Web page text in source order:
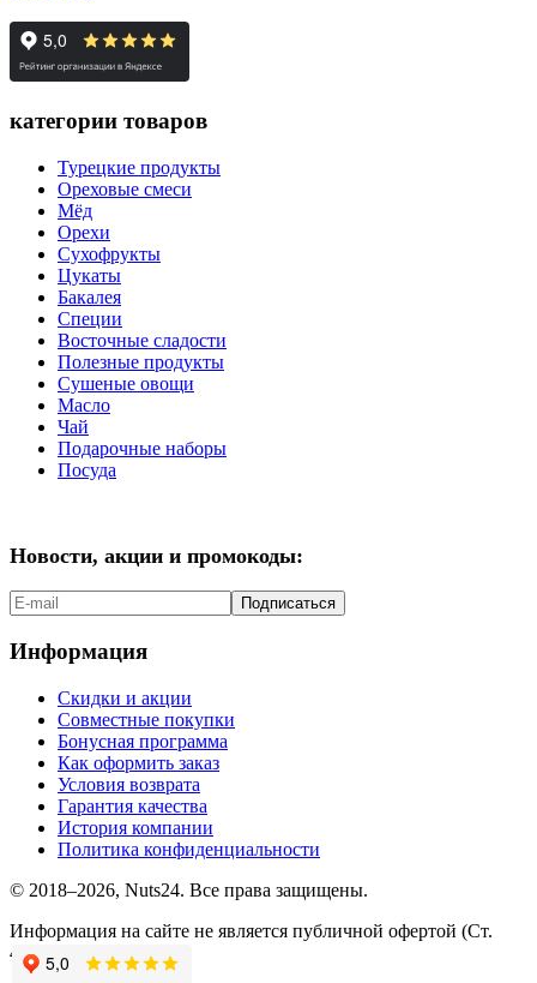
категории товаров
Турецкие продукты
Ореховые смеси
Мёд
Орехи
Сухофрукты
Цукаты
Бакалея
Специи
Восточные сладости
Полезные продукты
Сушеные овощи
Масло
Чай
Подарочные наборы
Посуда
Новости, акции и промокоды:
Подписаться
Информация
Скидки и акции
Совместные покупки
Бонусная программа
Как оформить заказ
Условия возврата
Гарантия качества
История компании
Политика конфиденциальности
© 2018–2026, Nuts24. Все права защищены.
Информация на сайте не является публичной офертой (Ст.
437.2 ГК РФ).